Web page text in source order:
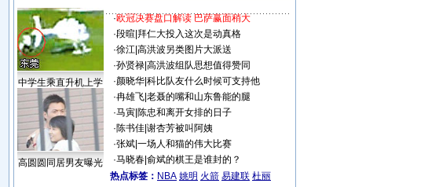
中学生乘直升机上学
高圆圆同居男友曝光
·欧冠决赛盘口解读 巴萨赢面稍大
·段暄 拜仁大投入这次是动真格
·徐江| 高洪波另类图片大派送
·孙贤禄| 高洪波组队思想值得赞同
·颜晓华| 科比队友什么时候可支持他
·冉雄飞| 老聂的嘴和山东鲁能的腿
·马寅| 陈忠和离开女排的日子
·陈书佳| 谢杏芳被叫阿姨
·张斌| 一场人和猫的伟大比赛
·马晓春| 俞斌的棋王是谁封的？
热点标签： NBA 姚明 火箭 易建联 杜丽